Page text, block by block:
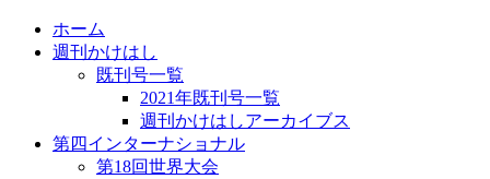
ホーム
週刊かけはし
既刊号一覧
2021年既刊号一覧
週刊かけはしアーカイブス
第四インターナショナル
第18回世界大会